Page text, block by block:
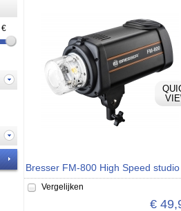
€
Vergelijken
€